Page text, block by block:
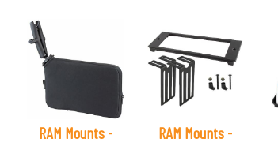
RAM Mounts-
RAM Mounts-